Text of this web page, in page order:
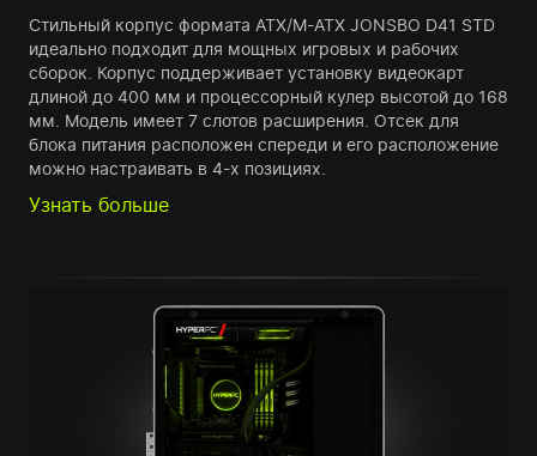
Стильный корпус формата ATX/M-ATX JONSBO D41 STD
идеально подходит для мощных игровых и рабочих
сборок. Корпус поддерживает установку видеокарт
длиной до 400 мм и процессорный кулер высотой до 168
мм. Модель имеет 7 слотов расширения. Отсек для
блока питания расположен спереди и его расположение
можно настраивать в 4-х позициях.
Узнать больше